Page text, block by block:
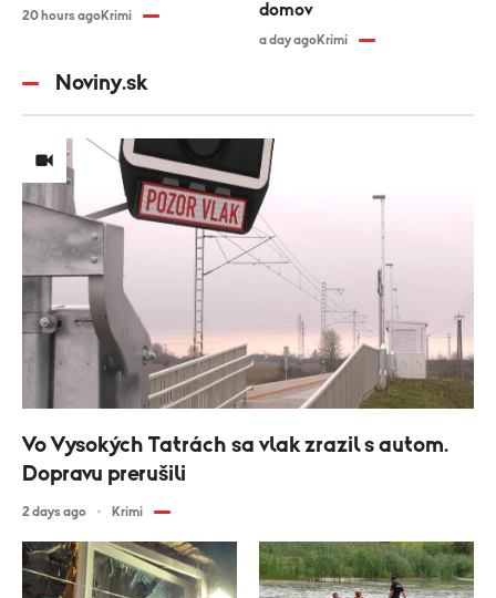
20 hours agoKrimi
domov
a day agoKrimi
Noviny.sk
Vo Vysokých Tatrách sa vlak zrazil s autom.
Dopravu prerušili
2 days ago Krimi